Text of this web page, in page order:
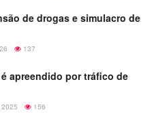
de drogas e simulacro de
137
é apreendido por tráfico de
156